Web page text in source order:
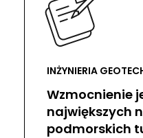
INŻYNIERIA
Wzmocnienie
największych
podmorskich